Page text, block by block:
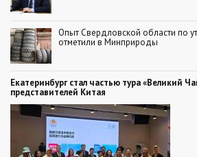
Опыт Свердловской области по
отметили в Минприроды
Екатеринбург стал частью тура «Великий
представителей Китая